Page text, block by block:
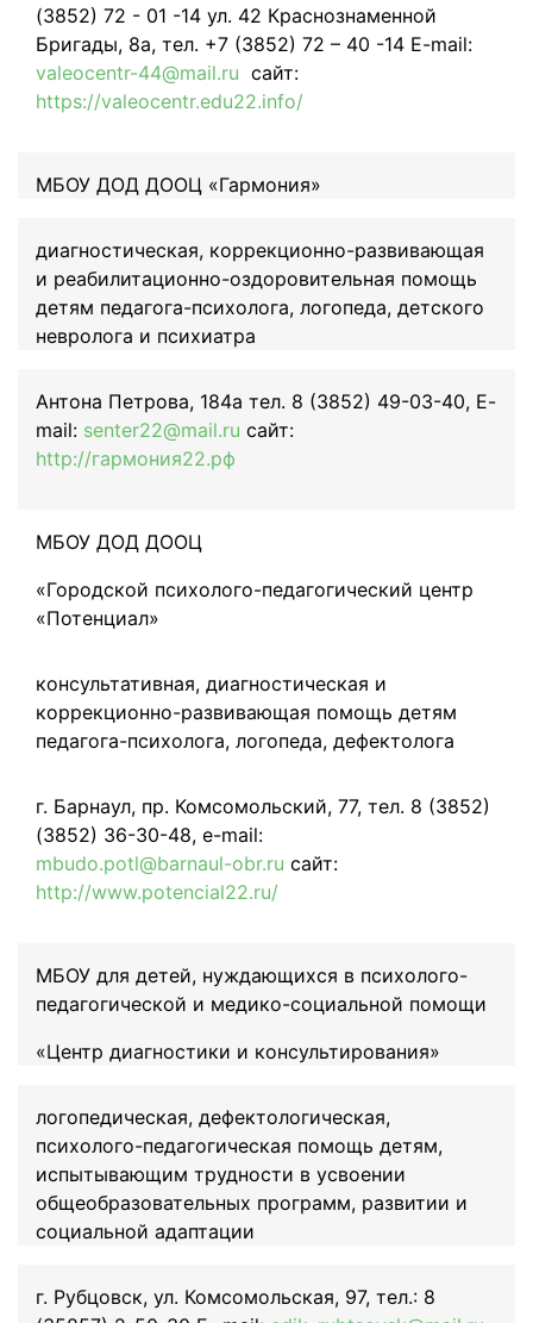
(3852) 72 - 01 -14 ул. 42 Краснознаменной
Бригады, 8а, тел. +7 (3852) 72 – 40 -14 E-mail:
valeocentr-44@mail.ru сайт:
https://valeocentr.edu22.info/
МБОУ ДОД ДООЦ «Гармония»
диагностическая, коррекционно-развивающая
и реабилитационно-оздоровительная помощь
детям педагога-психолога, логопеда, детского
невролога и психиатра
Антона Петрова, 184а тел. 8 (3852) 49-03-40, E-
mail: senter22@mail.ru сайт:
http://гармония22.рф
МБОУ ДОД ДООЦ
«Городской психолого-педагогический центр
«Потенциал»
консультативная, диагностическая и
коррекционно-развивающая помощь детям
педагога-психолога, логопеда, дефектолога
г. Барнаул, пр. Комсомольский, 77, тел. 8 (3852)
(3852) 36-30-48, e-mail:
mbudo.potl@barnaul-obr.ru сайт:
http://www.potencial22.ru/
МБОУ для детей, нуждающихся в психолого-
педагогической и медико-социальной помощи
«Центр диагностики и консультирования»
логопедическая, дефектологическая,
психолого-педагогическая помощь детям,
испытывающим трудности в усвоении
общеобразовательных программ, развитии и
социальной адаптации
г. Рубцовск, ул. Комсомольская, 97, тел.: 8